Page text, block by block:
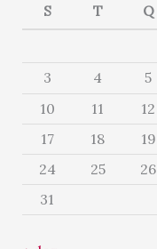
S T Q
3
4 5
10
11 12
17
18 19
24
25 26
31